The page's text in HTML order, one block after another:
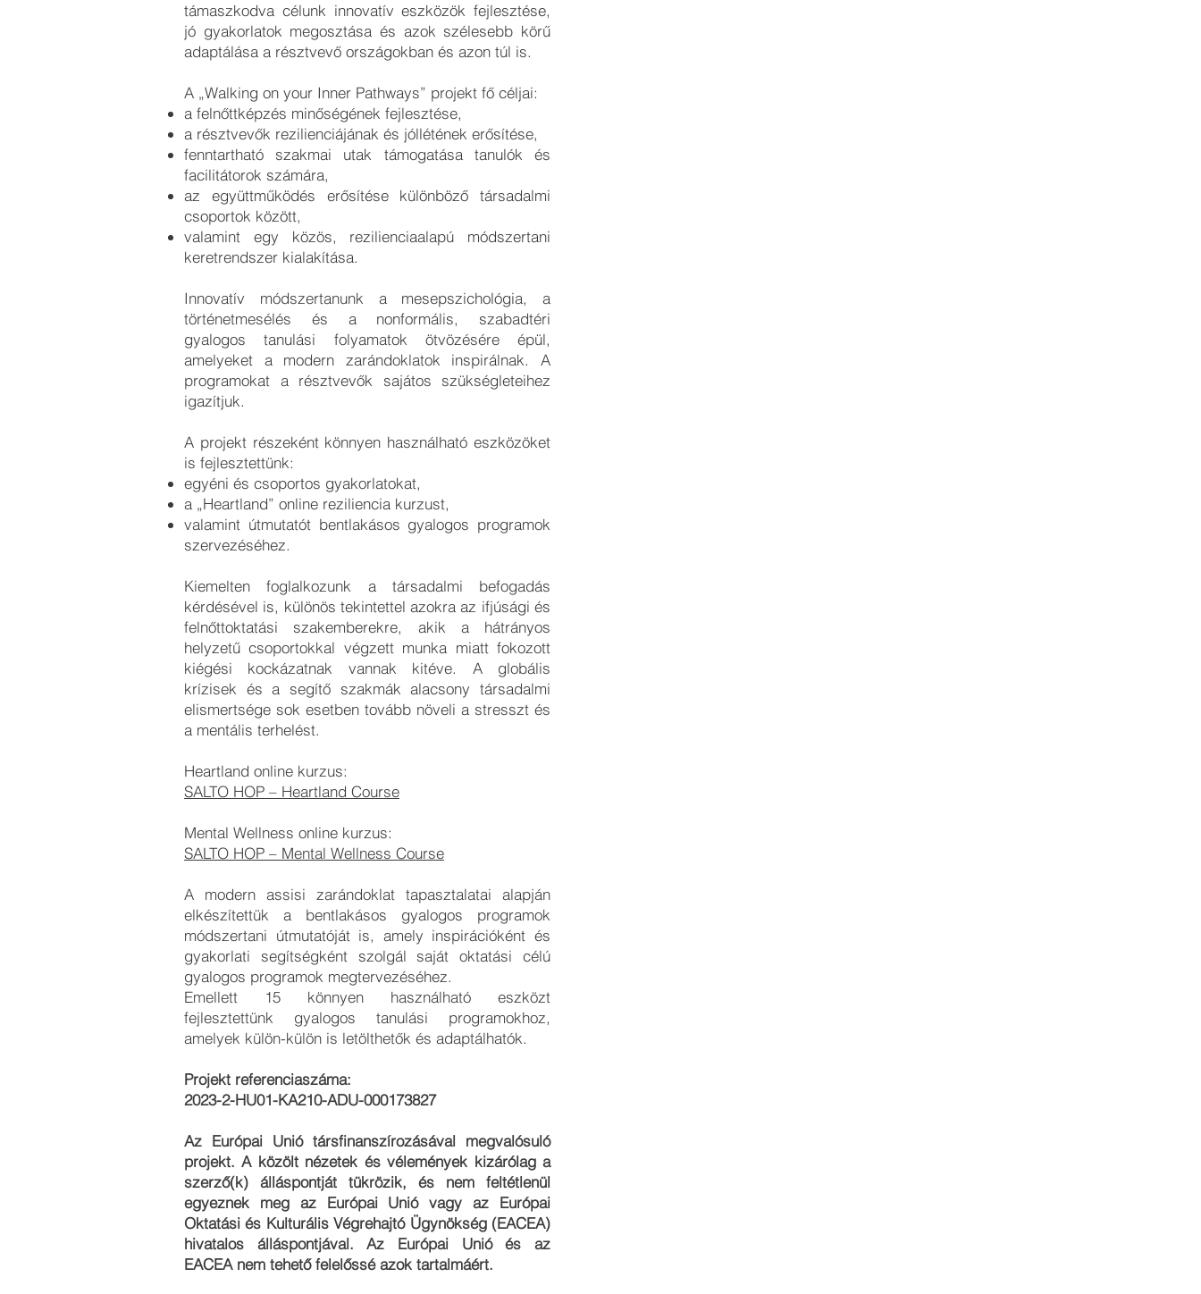
támaszkodva célunk innovatív eszközök fejlesztése,
jó gyakorlatok megosztása és azok szélesebb körű
adaptálása a résztvevő országokban és azon túl is.
A „Walking on your Inner Pathways” projekt fő céljai:
a felnőttképzés minőségének fejlesztése,
a résztvevők rezilienciájának és jóllétének erősítése,
fenntartható szakmai utak támogatása tanulók és
facilitátorok számára,
az együttműködés erősítése különböző társadalmi
csoportok között,
valamint egy közös, rezilienciaalapú módszertani
keretrendszer kialakítása.
Innovatív módszertanunk a mesepszichológia, a
történetmesélés és a nonformális, szabadtéri
gyalogos tanulási folyamatok ötvözésére épül,
amelyeket a modern zarándoklatok inspirálnak. A
programokat a résztvevők sajátos szükségleteihez
igazítjuk.
A projekt részeként könnyen használható eszközöket
is fejlesztettünk:
egyéni és csoportos gyakorlatokat,
a „Heartland” online reziliencia kurzust,
valamint útmutatót bentlakásos gyalogos programok
szervezéséhez.
Kiemelten foglalkozunk a társadalmi befogadás
kérdésével is, különös tekintettel azokra az ifjúsági és
felnőttoktatási szakemberekre, akik a hátrányos
helyzetű csoportokkal végzett munka miatt fokozott
kiégési kockázatnak vannak kitéve. A globális
krízisek és a segítő szakmák alacsony társadalmi
elismertsége sok esetben tovább növeli a stresszt és
a mentális terhelést.
Heartland online kurzus:
SALTO HOP – Heartland Course
Mental Wellness online kurzus:
SALTO HOP – Mental Wellness Course
A modern assisi zarándoklat tapasztalatai alapján
elkészítettük a bentlakásos gyalogos programok
módszertani útmutatóját is, amely inspirációként és
gyakorlati segítségként szolgál saját oktatási célú
gyalogos programok megtervezéséhez.
Emellett 15 könnyen használható eszközt
fejlesztettünk gyalogos tanulási programokhoz,
amelyek külön-külön is letölthetők és adaptálhatók.
Projekt referenciaszáma:
2023-2-HU01-KA210-ADU-000173827
Az Európai Unió társfinanszírozásával megvalósuló
projekt. A közölt nézetek és vélemények kizárólag a
szerző(k) álláspontját tükrözik, és nem feltétlenül
egyeznek meg az Európai Unió vagy az Európai
Oktatási és Kulturális Végrehajtó Ügynökség (EACEA)
hivatalos álláspontjával. Az Európai Unió és az
EACEA nem tehető felelőssé azok tartalmáért.